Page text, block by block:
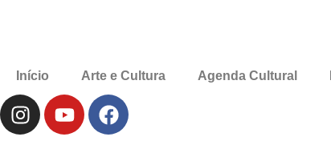
Início Arte e Cultura Agenda Cultural